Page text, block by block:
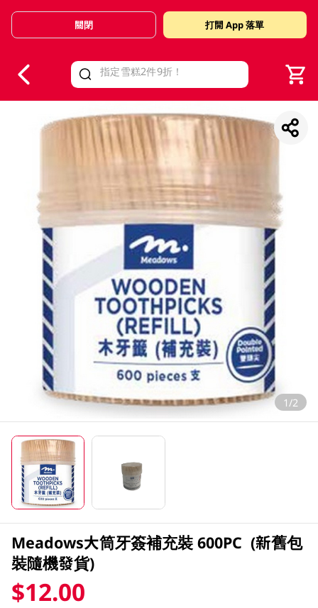
Valid Until 30 June 2026
關閉 打開 App 落單
1/2
Meadows大筒牙簽補充裝 600PC (新舊包
裝隨機發貨)
$12.00